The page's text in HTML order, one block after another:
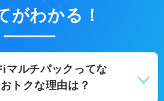
がわかる！
マルチパックってな
トクな理由は？